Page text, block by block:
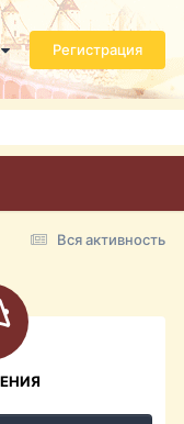
Регистрация
Вся активность